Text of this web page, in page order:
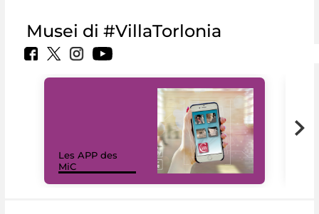
Musei di #VillaTorlonia
Les APP des
MiC